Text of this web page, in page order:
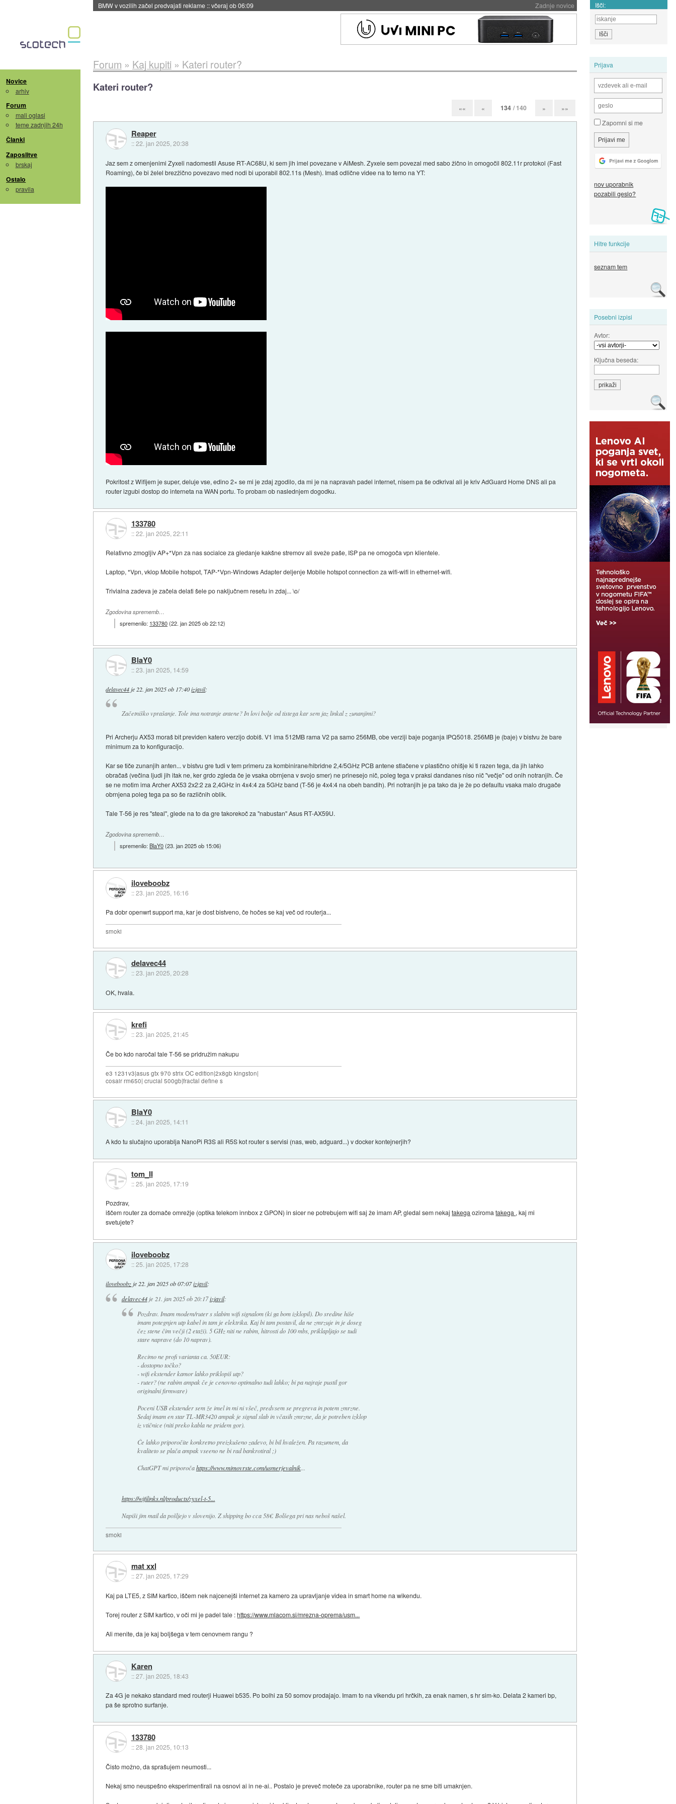
Zadnje novice
BMW v vozilih začel predvajati reklame ::včeraj ob 06:09 Išči:
Novice
arhiv
Forum
mali oglasi
teme zadnjih 24h
Članki
Zaposlitve
brskaj
Ostalo
pravila
Prijava
Zapomni si me
nov uporabnik
pozabili geslo?
Hitre funkcije
seznam tem
Posebni izpisi
Avtor:
Ključna beseda:
Forum » Kaj kupiti » Kateri router?
Kateri router?
«« « 134 / 140 » »»
Reaper
::22. jan 2025, 20:38
Jaz sem z omenjenimi Zyxeli nadomestil Asuse RT-AC68U, ki sem jih imel povezane v AiMesh. Zyxele sem povezal med sabo žično in omogočil 802.11r protokol (Fast
Roaming), če bi želel brezžično povezavo med nodi bi uporabil 802.11s (Mesh). Imaš odlične videe na to temo na YT:
Pokritost z Wifijem je super, deluje vse, edino 2× se mi je zdaj zgodilo, da mi je na napravah padel internet, nisem pa še odkrival ali je kriv AdGuard Home DNS ali pa
router izgubi dostop do interneta na WAN portu. To probam ob naslednjem dogodku.
133780
::22. jan 2025, 22:11
Relativno zmogljiv AP+*Vpn za nas socialce za gledanje kakšne stremov ali sveže paše, ISP pa ne omogoča vpn klientele.
Laptop, *Vpn, vklop Mobile hotspot, TAP-*Vpn-Windows Adapter deljenje Mobile hotspot connection za wifi-wifi in ethernet-wifi.
Trivialna zadeva je začela delati šele po naključnem resetu in zdaj... \o/
Zgodovina sprememb…
spremenilo: 133780(22. jan 2025 ob 22:12)
BlaY0
::23. jan 2025, 14:59
delavec44 je 22. jan 2025 ob 17:40 izjavil:
Začetniško vprašanje. Tole ima notranje antene? In lovi bolje od tistega kar sem jaz linkal z zunanjimi?
Pri Archerju AX53 moraš bit previden katero verzijo dobiš. V1 ima 512MB rama V2 pa samo 256MB, obe verziji baje poganja IPQ5018. 256MB je (baje) v bistvu že bare
minimum za to konfiguracijo.
Kar se tiče zunanjih anten... v bistvu gre tudi v tem primeru za kombinirane/hibridne 2,4/5GHz PCB antene stlačene v plastično ohišje ki ti razen tega, da jih lahko
obračaš (večina ljudi jih itak ne, ker grdo zgleda če je vsaka obrnjena v svojo smer) ne prinesejo nič, poleg tega v praksi dandanes niso nič "večje" od onih notranjih. Če
se ne motim ima Archer AX53 2x2:2 za 2,4GHz in 4x4:4 za 5GHz band (T-56 je 4x4:4 na obeh bandih). Pri notranjih je pa tako da je že po defaultu vsaka malo drugače
obrnjena poleg tega pa so še različnih oblik.
Tale T-56 je res "steal", glede na to da gre takorekoč za "nabustan" Asus RT-AX59U.
Zgodovina sprememb…
spremenilo:BlaY0(23. jan 2025 ob 15:06)
iloveboobz
::23. jan 2025, 16:16
Pa dobr openwrt support ma, kar je dost bistveno, če hočes se kaj več od routerja...
smoki
delavec44
::23. jan 2025, 20:28
OK, hvala.
krefi
::23. jan 2025, 21:45
Če bo kdo naročal tale T-56 se pridružim nakupu
e3 1231v3|asus gtx 970 strix OC edition|2x8gb kingston|
cosair rm650| crucial 500gb|fractal define s
BlaY0
::24. jan 2025, 14:11
A kdo tu slučajno uporablja NanoPi R3S ali R5S kot router s servisi (nas, web, adguard...) v docker kontejnerjih?
tom_II
::25. jan 2025, 17:19
Pozdrav,
iščem router za domače omrežje (optika telekom innbox z GPON) in sicer ne potrebujem wifi saj že imam AP, gledal sem nekajtakegaoziromatakega , kaj mi
svetujete?
iloveboobz
::25. jan 2025, 17:28
iloveboobz je 22. jan 2025 ob 07:07izjavil:
delavec44je 21. jan 2025 ob 20:17 izjavil:
Pozdrav. Imam modem/ruter s slabim wifi signalom (ki ga bom izklopil). Do sredine hiše
imam potegnjen utp kabel in tam je elektrika. Kaj bi tam postavil, da ne zmrzuje in je doseg
čez stene čim večji (2 etaži). 5 GHz niti ne rabim, hitrosti do 100 mbs, priklapljajo se tudi
stare naprave (do 10 naprav).
Recimo ne profi varianta ca. 50EUR:
- dostopno točko?
- wifi ekstender kamor lahko priklopiš utp?
- ruter? (ne rabim ampak če je cenovno optimalno tudi lahko; bi pa najraje pustil gor
originalni firmware)
Poceni USB ekstender sem že imel in mi ni všeč, predvsem se pregreva in potem zmrzne.
Sedaj imam en star TL-MR3420 ampak je signal slab in včasih zmrzne, da je potreben izklop
iz vtičnice (niti preko kabla ne pridem gor).
Če lahko priporočite konkretno preizkušeno zadevo, bi bil hvaležen. Pa razumem, da
kvaliteto se plača ampak vseeno ne bi rad bankrotiral ;)
ChatGPT mi priporočahttps://www.mimovrste.com/usmerjevalnik...
https://wifilinks.nl/products/zyxel-t-5...
Napiši jim mail da pošljejo v slovenijo. Z shipping bo cca 58€. Bolšega pri nas neboš našel.
smoki
mat xxl
::27. jan 2025, 17:29
Kaj pa LTE5, z SIM kartico, iščem nek najcenejši internet za kamero za upravljanje videa in smart home na wikendu.
Torej router z SIM kartico, v oči mi je padel tale :https://www.mlacom.si/mrezna-oprema/usm...
Ali menite, da je kaj boljšega v tem cenovnem rangu ?
Karen
::27. jan 2025, 18:43
Za 4G je nekako standard med routerji Huawei b535. Po bolhi za 50 somov prodajajo. Imam to na vikendu pri hrčkih, za enak namen, s hr sim-ko. Delata 2 kameri bp,
pa še sprotno surfanje.
133780
::28. jan 2025, 10:13
Čisto možno, da sprašujem neumosti...
Nekaj smo neuspešno eksperimentirali na osnovi ai in ne-ai.. Postalo je preveč moteče za uporabnike, router pa ne sme biti umaknjen.